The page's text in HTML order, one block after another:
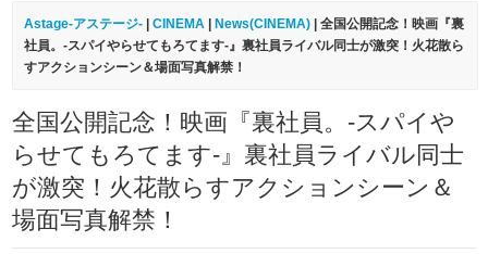
Astage-アステージ- |CINEMA News(CINEMA) | 全国公開記念！映画『裏
社員。-スパイやらせてもろてます‐』裏社員ライバル同士が激突！火花散ら
すアクションシーン＆場面写真解禁！
全国公開記念！映画『裏社員。-スパイや
らせてもろてます‐』裏社員ライバル同士
が激突！火花散らすアクションシーン＆
場面写真解禁！